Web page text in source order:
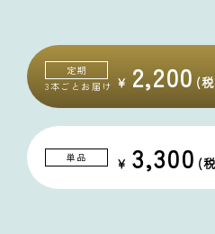
定期
3本ごとお届け
2,200
単品 3,300